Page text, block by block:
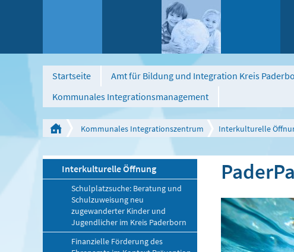
Startseite Amt für Bildung und Integration Kreis
Kommunales Integrationsmanagement
Kommunales Integrationszentrum Interkulturelle
Interkulturelle Öffnung
Schulplatzsuche: Beratung und
Schulzuweisung neu
zugewanderter Kinder und
Jugendlicher im Kreis Paderborn
Finanzielle Förderung des